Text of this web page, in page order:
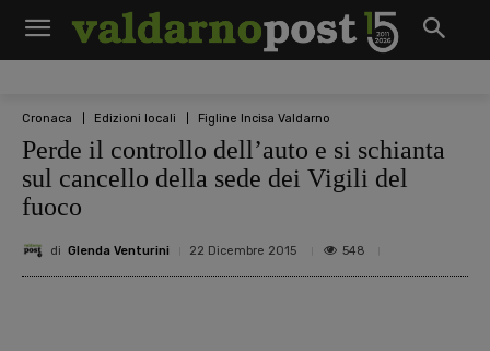
Cronaca Edizioni locali Figline Incisa Valdarno
Perde il controllo dell’auto e si schianta
sul cancello della sede dei Vigili del
fuoco
di Glenda Venturini 22 Dicembre 2015 548